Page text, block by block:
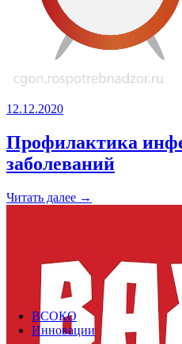
ВСОКО
Инновации
12.12.2020
Профилактика
заболеваний
Читать далее →